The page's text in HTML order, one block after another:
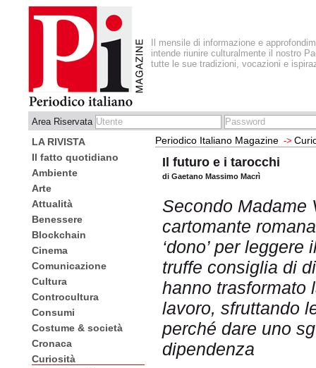
Il mensile di informazione e
intende riunire culturalmente il nostro
tutte le sue tradizioni, vocazioni e
Area Riservata
LA RIVISTA
Il fatto quotidiano
Ambiente
Arte
Attualità
Benessere
Blockchain
Cinema
Comunicazione
Cultura
Controcultura
Consumi
Costume & società
Cronaca
Curiosità
Periodico Italiano Magazine ->
Il futuro e i tarocchi
di Gaetano Massimo Macrì
Secondo Madame
cartomante
‘dono’ per
truffe consiglia di
hanno trasformato
lavoro, sfruttando
perché dare uno
dipendenza